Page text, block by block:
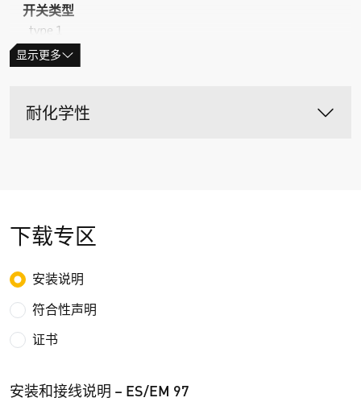
开关类型
type 1
编码等级
防护等级
max. 20 years
开关类型
slow or snap action, positive break NC contacts
触点类型
1 NC/1 NO, 2 NC or 3 NC contacts
螺丝连接端子
显示更多
耐化学性
下载专区
Choose the type of download
安装说明
符合性声明
证书
安装和接线说明 – ES/EM 97